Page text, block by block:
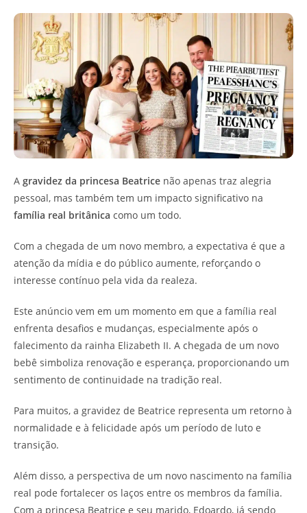
A gravidez da princesa Beatrice não apenas traz alegria
pessoal, mas também tem um impacto significativo na
família real britânica como um todo.
Com a chegada de um novo membro, a expectativa é que a
atenção da mídia e do público aumente, reforçando o
interesse contínuo pela vida da realeza.
Este anúncio vem em um momento em que a família real
enfrenta desafios e mudanças, especialmente após o
falecimento da rainha Elizabeth II. A chegada de um novo
bebê simboliza renovação e esperança, proporcionando um
sentimento de continuidade na tradição real.
Para muitos, a gravidez de Beatrice representa um retorno à
normalidade e à felicidade após um período de luto e
transição.
Além disso, a perspectiva de um novo nascimento na família
real pode fortalecer os laços entre os membros da família.
Com a princesa Beatrice e seu marido, Edoardo, já sendo